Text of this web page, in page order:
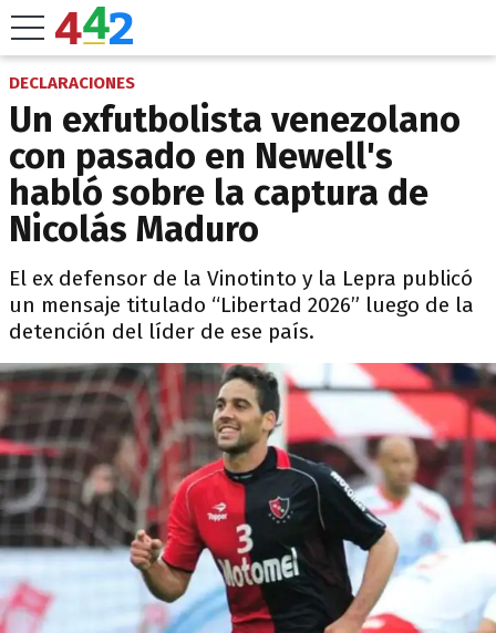
DECLARACIONES
Un exfutbolista venezolano
con pasado en Newell's
habló sobre la captura de
Nicolás Maduro
El ex defensor de la Vinotinto y la Lepra publicó
un mensaje titulado “Libertad 2026” luego de la
detención del líder de ese país.